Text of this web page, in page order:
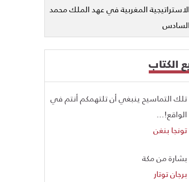
الاستراتيجية المغربية في عهد الملك محمد
السادس
الكتاب
تلك التماسيح ينبغي أن تلتهمكم أنتم في
الواقع!...
تونجا بنغن
بشارة من مكة
برجان توتار